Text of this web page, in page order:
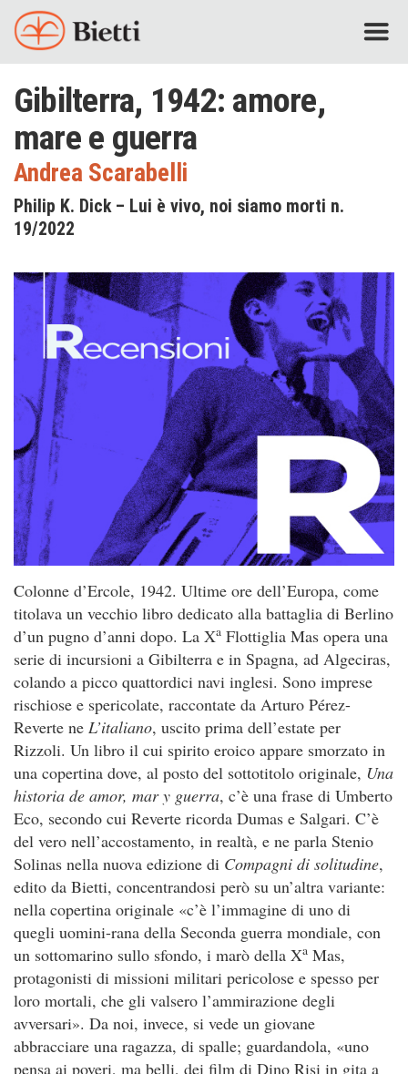
Gibilterra, 1942: amore,
mare e guerra
Andrea Scarabelli
Philip K. Dick – Lui è vivo, noi siamo morti n.
19/2022
Colonne d’Ercole, 1942. Ultime ore dell’Europa, come
titolava un vecchio libro dedicato alla battaglia di Berlino
d’un pugno d’anni dopo. La Xa Flottiglia Mas opera una
serie di incursioni a Gibilterra e in Spagna, ad Algeciras,
colando a picco quattordici navi inglesi. Sono imprese
rischiose e spericolate, raccontate da Arturo Pérez-
Reverte ne L’italiano, uscito prima dell’estate per
Rizzoli. Un libro il cui spirito eroico appare smorzato in
una copertina dove, al posto del sottotitolo originale, Una
historia de amor, mar y guerra, c’è una frase di Umberto
Eco, secondo cui Reverte ricorda Dumas e Salgari. C’è
del vero nell’accostamento, in realtà, e ne parla Stenio
Solinas nella nuova edizione di Compagni di solitudine,
edito da Bietti, concentrandosi però su un’altra variante:
nella copertina originale «c’è l’immagine di uno di
quegli uomini-rana della Seconda guerra mondiale, con
un sottomarino sullo sfondo, i marò della Xa Mas,
protagonisti di missioni militari pericolose e spesso per
loro mortali, che gli valsero l’ammirazione degli
avversari». Da noi, invece, si vede un giovane
abbracciare una ragazza, di spalle; guardandola, «uno
pensa ai poveri, ma belli, dei film di Dino Risi in gita a